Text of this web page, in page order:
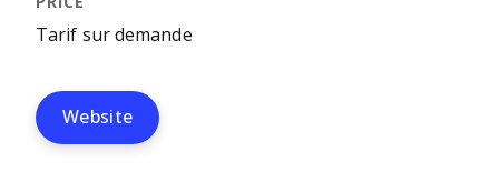
Tarif sur demande
Website